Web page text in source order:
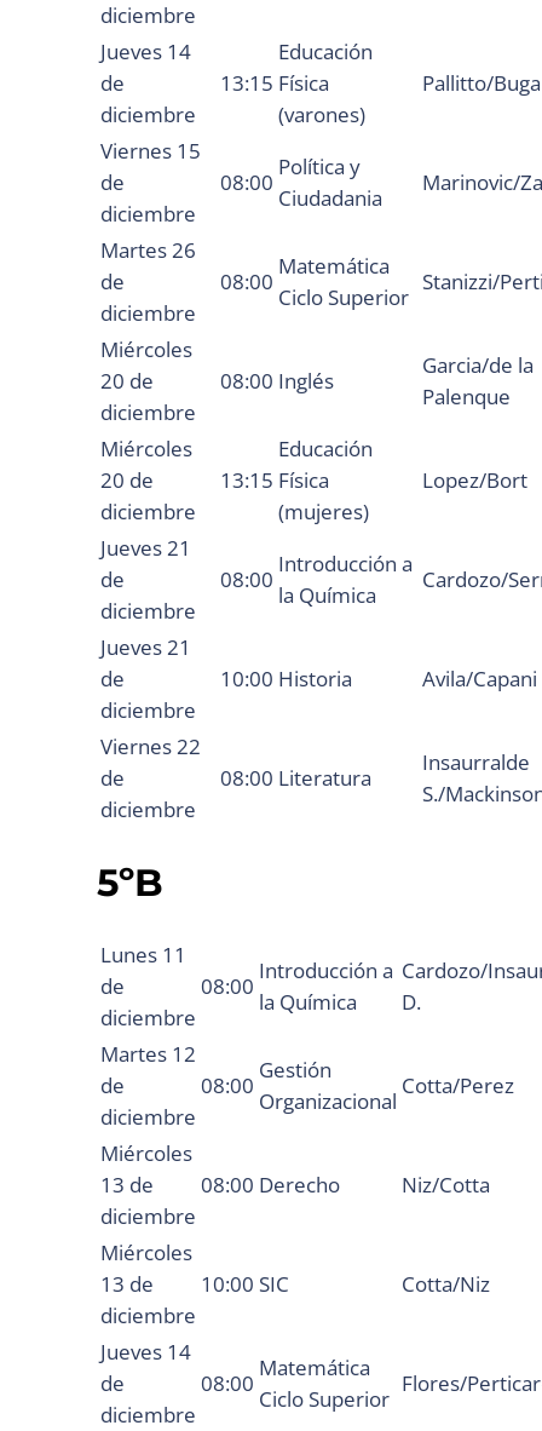
diciembre
Jueves 14
de
diciembre
13:15
Educación
Física
(varones)
Pallitto/
Viernes 15
de
diciembre
08:00
Política y
Ciudadania
Marinovic/
Martes 26
de
diciembre
08:00
Matemática
Ciclo Superior
Stanizzi/
Miércoles
20 de
diciembre
08:00 Inglés
Garcia/de la
Palenque
Miércoles
20 de
diciembre
13:15
Educación
Física
(mujeres)
Lopez/Bort
Jueves 21
de
diciembre
08:00
Introducción a
la Química
Cardozo/
Jueves 21
de
diciembre
10:00 Historia Avila/Capani
Viernes 22
de
diciembre
08:00 Literatura
Insaurralde
S./
5ºB
Lunes 11
de
diciembre
08:00
Introducción a
la Química
Cardozo/
D.
Martes 12
de
diciembre
08:00
Gestión
Organizacional
Cotta/Perez
Miércoles
13 de
diciembre
08:00 Derecho Niz/Cotta
Miércoles
13 de
diciembre
10:00 SIC Cotta/Niz
Jueves 14
de
diciembre
08:00
Matemática
Ciclo Superior
Flores/